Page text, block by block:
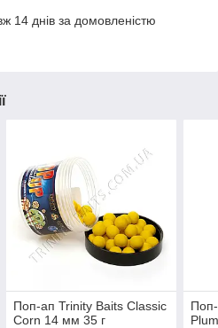
14 днів за домовленістю
Поп-ап Trinity Baits Classic
Corn 14 мм 35 г